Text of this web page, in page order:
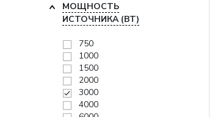
МОЩНОСТЬ
ИСТОЧНИКА (ВТ)
750
1000
1500
2000
3000
4000